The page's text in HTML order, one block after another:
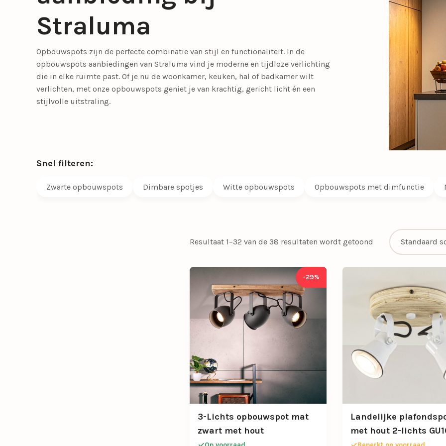
Tafellampen Opbouwspots Buitenlampen Eettafellampen
met lamp
Meer verlichting
Bureaulampen
Calex Lampen
Lampenvoeten
Plafonnières
Schemerlampen
Slimme
Uplighters
Slaapkamerlampen Tienerkamerlampen Woonkamerlampen Videverlichting
Meer lichtbronnen
LED lichtbronnen Segula
Eetkamerstoelen Fauteuils Kasten Salontafels
SALE tafellampen
SALE opbouwspots
SALE buitenlampen
SALE
SALE
Straluma
Opbouwspots zijn de perfecte combinatie van stijl en functionaliteit. In de
opbouwspots aanbiedingen van Straluma vind je moderne en tijdloze verlichting
die in elke ruimte past. Of je nu de woonkamer, keuken, hal of badkamer wilt
verlichten, met onze opbouwspots geniet je van krachtig, gericht licht én een
stijlvolle uitstraling.
Snel filteren:
Zwarte opbouwspots Dimbare spotjes Witte opbouwspots Opbouwspots met dimfunctie
Resultaat 1–32 van de 38 resultaten wordt getoond
-29%
3-Lichts opbouwspot mat
zwart met hout
Landelijke
met hout 2-lichts